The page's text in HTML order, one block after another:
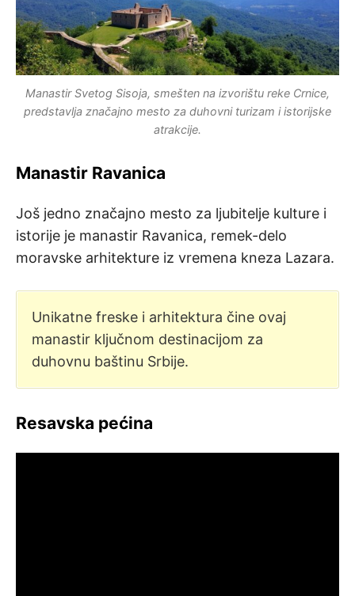
Manastir Svetog Sisoja, smešten na izvorištu reke Crnice,
predstavlja značajno mesto za duhovni turizam i istorijske
atrakcije.
Manastir Ravanica
Još jedno značajno mesto za ljubitelje kulture i
istorije je manastir Ravanica, remek-delo
moravske arhitekture iz vremena kneza Lazara.
Unikatne freske i arhitektura čine ovaj
manastir ključnom destinacijom za
duhovnu baštinu Srbije.
Resavska pećina